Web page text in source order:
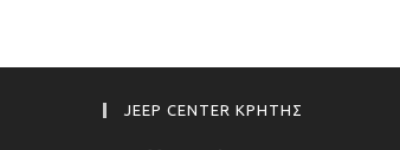
JEEP CENTER ΚΡΗΤΗΣ